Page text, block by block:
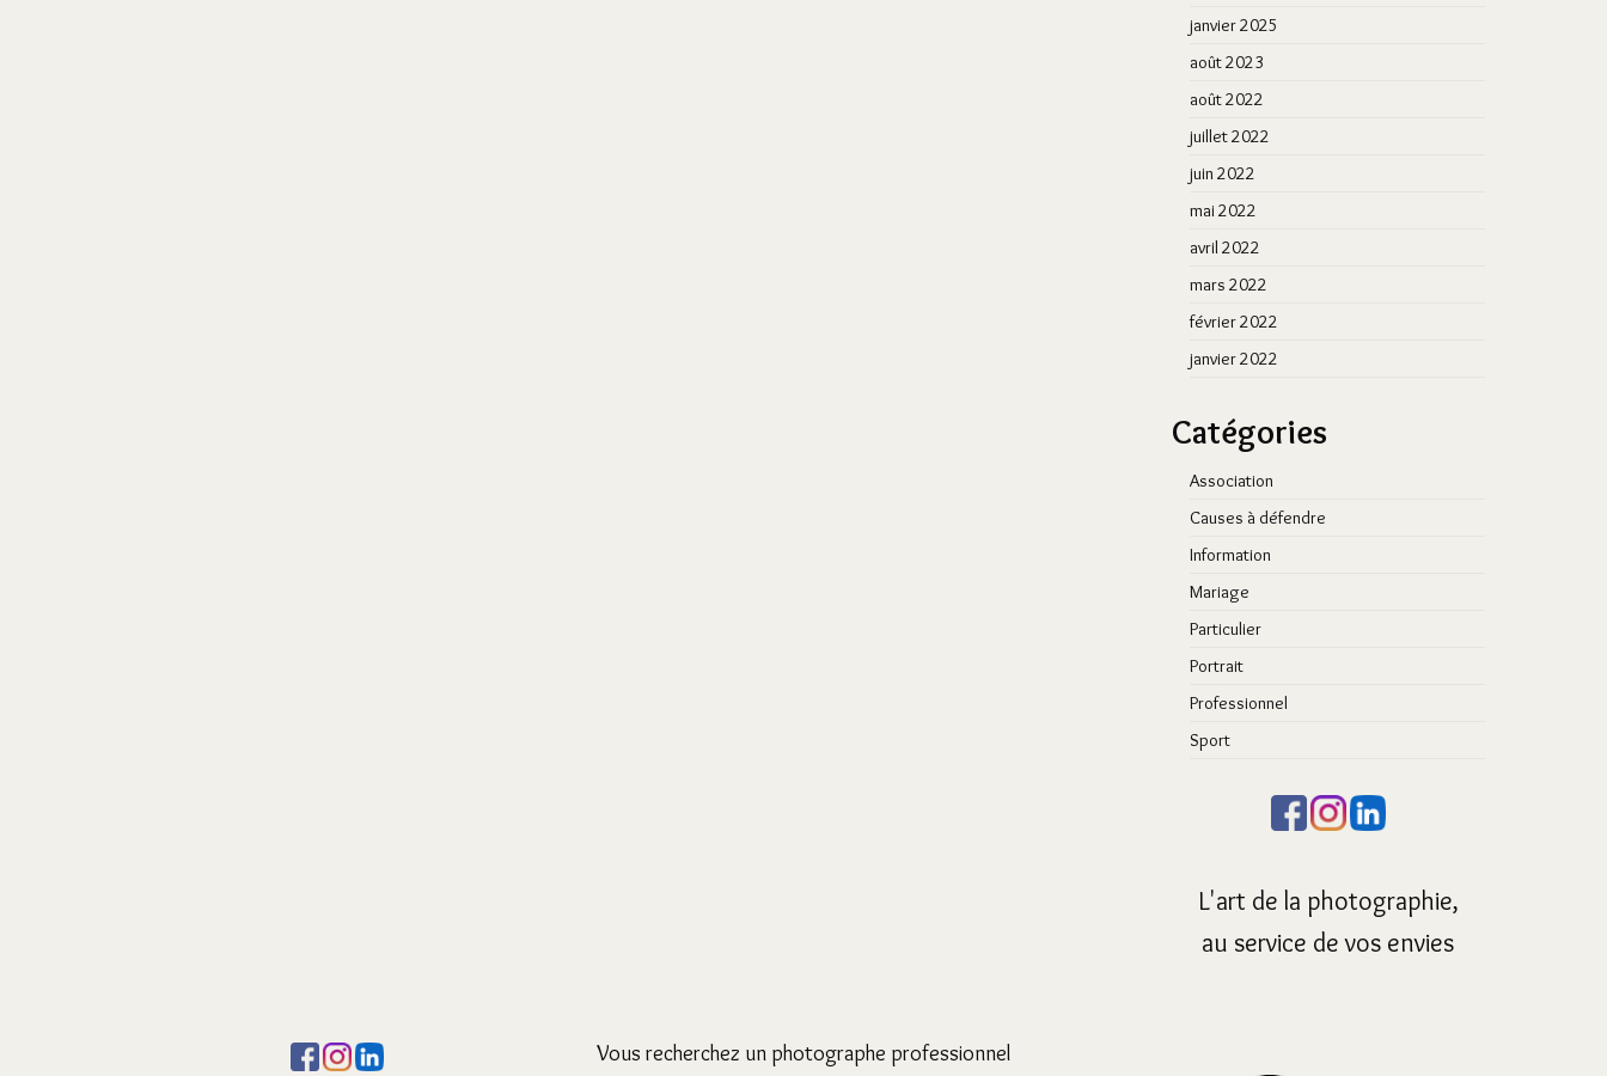
janvier 2025
août 2023
août 2022
juillet 2022
juin 2022
mai 2022
avril 2022
mars 2022
février 2022
janvier 2022
Catégories
Association
Causes à défendre
Information
Mariage
Particulier
Portrait
Professionnel
Sport
L'art de la photographie,
au service de vos envies
Vous recherchez un photographe professionnel